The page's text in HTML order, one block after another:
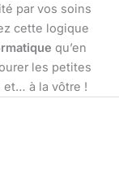
par vos soins
cette logique
qu’en
les petites
et… à la vôtre !